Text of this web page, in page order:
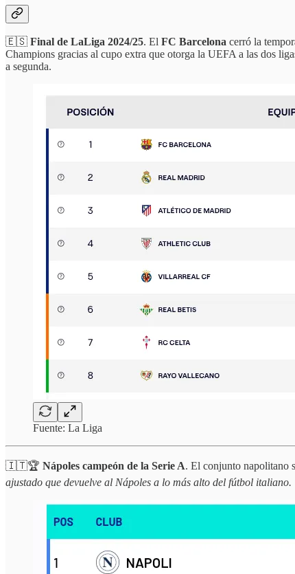
🇪🇸 Final de LaLiga 2024/25. El FC Barcelona cerró la
Champions gracias al cupo extra que otorga la UEFA a las dos
a segunda.
Fuente: La Liga
🇮🇹🏆 Nápoles campeón de la Serie A. El conjunto napolitano
ajustado que devuelve al Nápoles a lo más alto del fútbol italiano.